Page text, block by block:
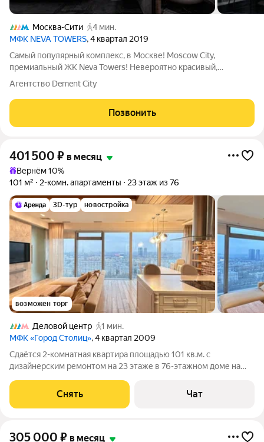
Москва-Сити
4 мин.
МФК NEVA TOWERS, 4 квартал 2019
Самый популярный комплекс, в Москве! Moscow City,
премиальный ЖК Neva Towers! Невероятно красивый,
стильный! Великолепный, видовой, угловой Апартамент, с
эксклюзивным дизайнерским ремонтом, дорогая выставочная
мебель, в ремонте использованы лучшие,
Агентство Dement City
Позвонить
401 500 ₽ в месяц
Вернём 10%
101 м²
2-комн. апартаменты 23 этаж из 76
3D-тур новостройка
возможен торг
Деловой центр
1 мин.
МФК «Город Столиц», 4 квартал 2009
Сдаётся 2-комнатная квартира площадью 101 кв.м. с
дизайнерским ремонтом на 23 этаже в 76-этажном доме на
Стиральная машина Сушильная машина Холодильник
Посудомоечная машина
Снять Чат
305 000 ₽ в месяц